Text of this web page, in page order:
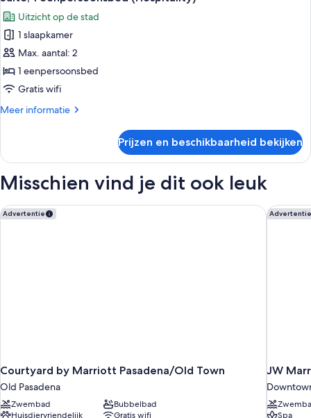
tot
de
clublounge,
uitzicht
op
stad
foto's
voor
Suite,
1
eenpersoonsbed
(Hospitality)
Uitzicht op de stad
1 slaapkamer
Max. aantal: 2
1 eenpersoonsbed
Gratis wifi
Meer informatie
Meer
1
(Hospitality)
Prijzen en beschikbaarheid bekijken
Misschien vind je dit ook leuk
Advertentie
Courtyard by Marriott Pasadena/Old Town
Old Pasadena
Zwembad
Bubbelbad
Huisdiervriendelijk
Gratis wifi
Courtyard by Marriott Pasadena/Old Town Advertentie
JW
Spa
JW